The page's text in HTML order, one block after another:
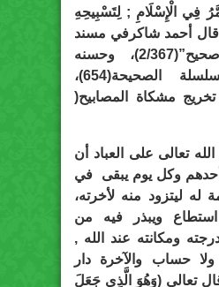
فِي الْإِسْلَامِ ; لِتَسْبِيحِهِ
(قال أحمد شاكرفي مسند
أحمد “إسناده صحيح”(2/367)، وحسنه
الألباني في السلسلة الصحيحة(654)،
مشكاة المصابيح(
تعالى على العباد أن
وكل يوم يبقى في
له ليتزود منه لأخرته،
ويبذر فيه من
ومكانته عند الله ,
حساب والآخرة دار
تعالى (وَهُوَ الَّذِي جَعَلَ